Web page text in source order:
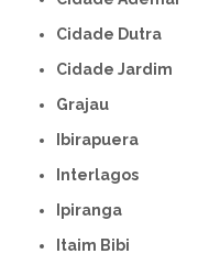
Cidade Dutra
Cidade Jardim
Grajau
Ibirapuera
Interlagos
Ipiranga
Itaim Bibi